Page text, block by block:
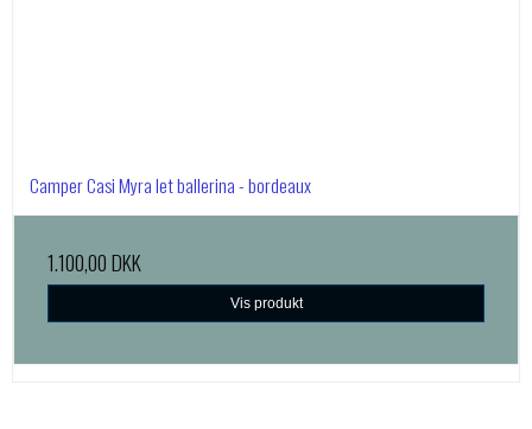
Camper Casi Myra let ballerina - bordeaux
1.100,00 DKK
Vis produkt